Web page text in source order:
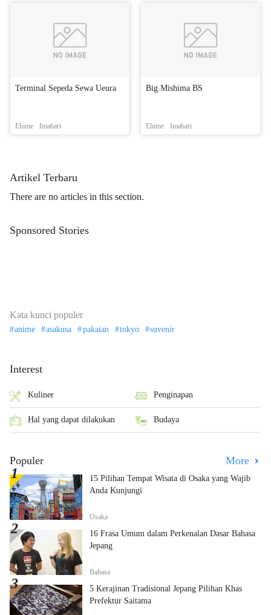
Terminal Sepeda Sewa Ueura
Ehime Imabari
Big Mishima BS
Ehime Imabari
Artikel Terbaru
There are no articles in this section.
Sponsored Stories
Kata kunci populer
anime asakusa pakaian tokyo suvenir
Interest
Kuliner Penginapan
Hal yang dapat dilakukan Budaya
Populer More
15 Pilihan Tempat Wisata di Osaka yang Wajib
Anda Kunjungi
Osaka
16 Frasa Umum dalam Perkenalan Dasar Bahasa
Jepang
Bahasa
5 Kerajinan Tradisional Jepang Pilihan Khas
Prefektur Saitama